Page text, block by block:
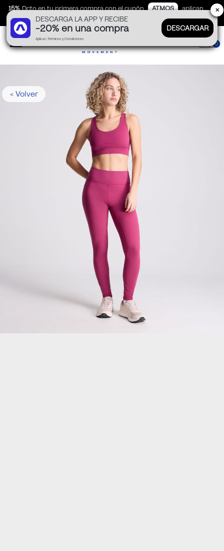
15% Dcto en tu primera compra con el cupón ATMOS
aplican
TyC
0
< Volver
DESCARGA LA APP Y RECIBE
-20% en una compra
Aplican Términos y Condiciones
DESCARGAR
✕